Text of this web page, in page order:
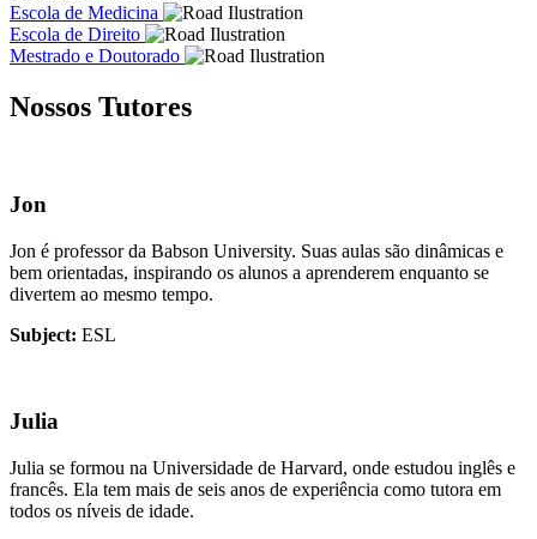
Escola de Medicina
Escola de Direito
Mestrado e Doutorado
Nossos Tutores
Jon
Jon é professor da Babson University. Suas aulas são dinâmicas e
bem orientadas, inspirando os alunos a aprenderem enquanto se
divertem ao mesmo tempo.
Subject: ESL
Julia
Julia se formou na Universidade de Harvard, onde estudou inglês e
francês. Ela tem mais de seis anos de experiência como tutora em
todos os níveis de idade.